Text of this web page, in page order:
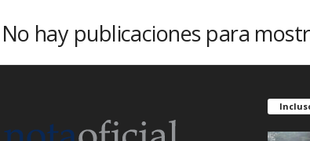
No hay publicaciones para